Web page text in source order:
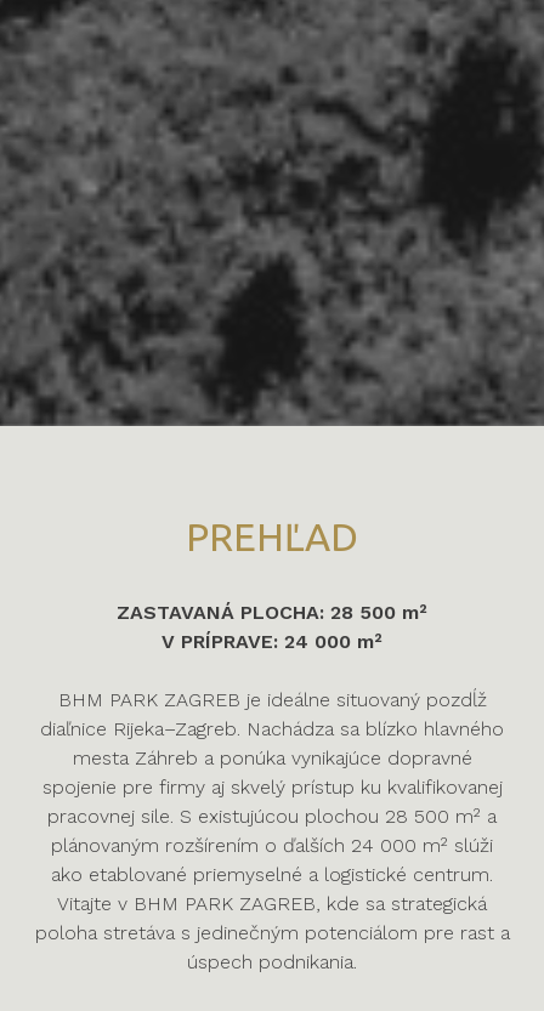
PREHĽAD
ZASTAVANÁ PLOCHA: 28 500 m²
V PRÍPRAVE: 24 000 m²
BHM PARK ZAGREB je ideálne situovaný pozdĺž
diaľnice Rijeka–Zagreb. Nachádza sa blízko hlavného
mesta Záhreb a ponúka vynikajúce dopravné
spojenie pre firmy aj skvelý prístup ku kvalifikovanej
pracovnej sile. S existujúcou plochou 28 500 m² a
plánovaným rozšírením o ďalších 24 000 m² slúži
ako etablované priemyselné a logistické centrum.
Vitajte v BHM PARK ZAGREB, kde sa strategická
poloha stretáva s jedinečným potenciálom pre rast a
úspech podnikania.